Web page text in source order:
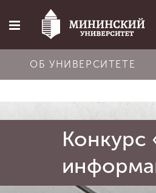
Главная
Об университете
Абитуриенту
ОБ УНИВЕРСИТЕТЕ
Конкурс